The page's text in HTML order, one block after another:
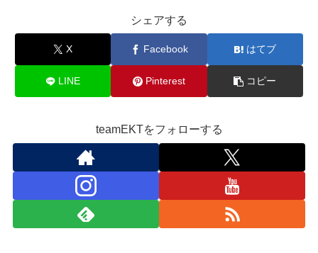
シェアする
X Facebook はてブ
LINE Pinterest コピー
teamEKTをフォローする